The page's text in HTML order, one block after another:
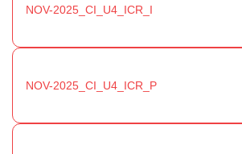
NOV-2025_CI_U4_ICR_I
NOV-2025_CI_U4_ICR_P